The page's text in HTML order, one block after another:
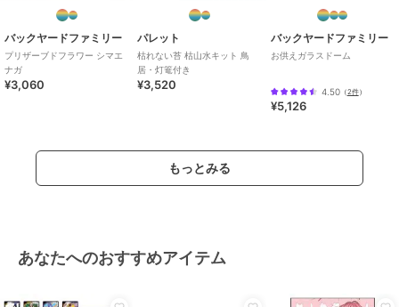
バックヤードファミリー
プリザーブドフラワー シマエ
ナガ
¥3,060
パレット
枯れない苔 枯山水キット 鳥
居・灯篭付き
¥3,520
バックヤードファミリー
お供えガラスドーム
4.50（2件）
¥5,126
もっとみる
あなたへのおすすめアイテム